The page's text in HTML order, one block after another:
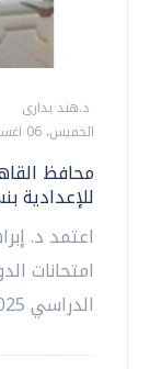
د.هند بدارى
الخميس، 06 اغسطس 2026 03:58 م
محافظ
للإعدادية
اعتمد د.
امتحانات
الدراسي 2025-2026 بنسبة نجاح بلغت 86.4 %...